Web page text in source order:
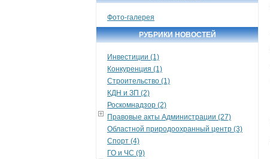
Фото-галерея
РУБРИКИ НОВОСТЕЙ
Инвестиции (1)
Конкуренция (1)
Строительство (1)
КДН и ЗП (2)
Роскомнадзор (2)
Правовые акты Администрации (27)
Областной природоохранный центр (3)
Спорт (4)
ГО и ЧС (9)